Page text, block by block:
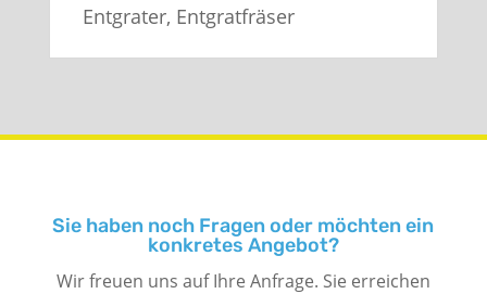
Entgrater, Entgratfräser
Sie haben noch Fragen oder möchten ein
konkretes Angebot?
Wir freuen uns auf Ihre Anfrage. Sie erreichen